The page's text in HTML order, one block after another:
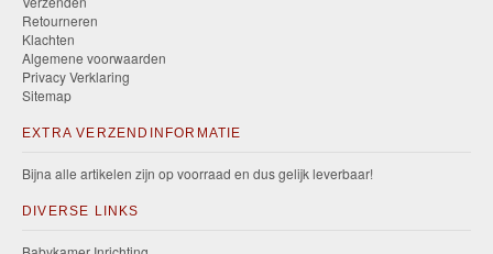
Retourneren
Klachten
Algemene voorwaarden
Privacy Verklaring
Sitemap
EXTRA VERZENDINFORMATIE
Bijna alle artikelen zijn op voorraad en dus gelijk leverbaar!
DIVERSE LINKS